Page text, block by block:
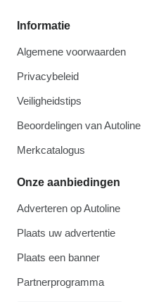
Informatie
Algemene voorwaarden
Privacybeleid
Veiligheidstips
Beoordelingen van Autoline
Merkcatalogus
Onze aanbiedingen
Adverteren op Autoline
Plaats uw advertentie
Plaats een banner
Partnerprogramma